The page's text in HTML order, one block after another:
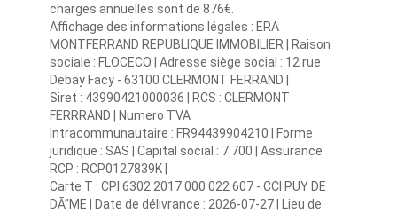
charges annuelles sont de 876€.
Affichage des informations légales : ERA
MONTFERRAND REPUBLIQUE IMMOBILIER | Raison
sociale : FLOCECO | Adresse siège social : 12 rue
Debay Facy - 63100 CLERMONT FERRAND |
Siret : 43990421000036 | RCS : CLERMONT
FERRRAND | Numero TVA
Intracommunautaire : FR94439904210 | Forme
juridique : SAS | Capital social : 7 700 | Assurance
RCP : RCP0127839K |
Carte T : CPI 6302 2017 000 022 607 - CCI PUY DE
DÃ”ME | Date de délivrance : 2026-07-27 | Lieu de